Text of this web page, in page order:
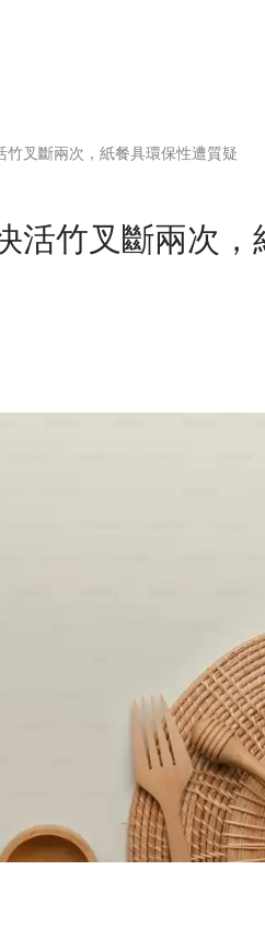
竹叉斷兩次，紙餐具環保性遭質疑
活竹叉斷兩次，